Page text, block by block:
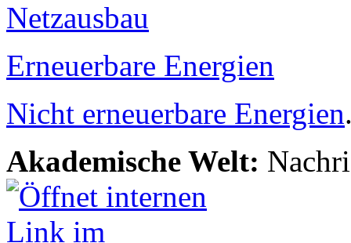
Netzausbau
Erneuerbare Energien
Nicht erneuerbare Energien
Akademische Welt: